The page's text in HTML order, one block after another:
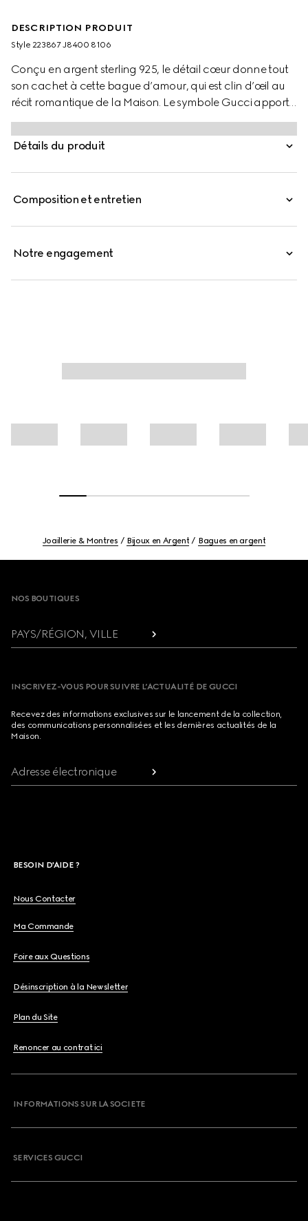
DESCRIPTION PRODUIT
Style ‎223867 J8400 8106
Conçu en argent sterling 925, le détail cœur donne tout
son cachet à cette bague d’amour, qui est clin d’œil au
récit romantique de la Maison. Le symbole Gucci apporte
la touche finale à cet accessoire.
Détails du produit
Composition et entretien
Notre engagement
Joaillerie & Montres Bijoux en Argent Bagues en argent
NOS BOUTIQUES
PAYS/RÉGION, VILLE
INSCRIVEZ-VOUS POUR SUIVRE L’ACTUALITÉ DE GUCCI
Recevez des informations exclusives sur le lancement de la collection,
des communications personnalisées et les dernières actualités de la
Maison.
Adresse électronique
BESOIN D'AIDE ?
Nous Contacter
Ma Commande
Foire aux Questions
Désinscription à la Newsletter
Plan du Site
Renoncer au contrat ici
INFORMATIONS SUR LA SOCIETE
SERVICES GUCCI